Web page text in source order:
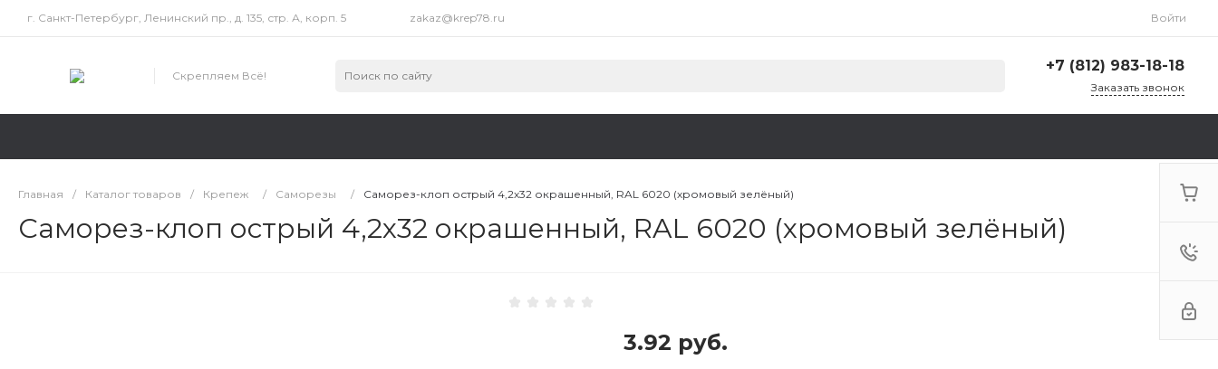
г. Санкт-Петербург, Ленинский пр., д. 135, стр. А, корп. 5 zakaz@krep78.ru Войти
Скрепляем Всё!
+7 (812) 983-18-18
Пн-Пт: 9:00-18:00 Cб-Вс:
zakaz@krep78.ru
Заказать звонок
Главная / Каталог товаров / Крепеж / Саморезы / Саморез-клоп острый 4,2х32 окрашенный, RAL 6020 (хромовый зелёный)
Саморез-клоп острый 4,2х32 окрашенный, RAL 6020 (хромовый зелёный)
3.92 руб.